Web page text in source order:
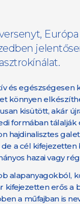
és
könnyen
kisütött, akár
formában tálalják
hajdinalisztes
a cél kifejezetten
hazai vagy
alapanyagokból,
erős a
a műfajban is